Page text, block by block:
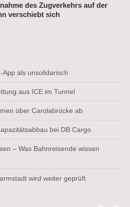
des Zugverkehrs auf der
verschiebt sich
App als unsolidarisch
aus ICE im Tunnel
über Carolabrücke ab
bei DB Cargo
– Was Bahnreisende wissen
wird weiter geprüft